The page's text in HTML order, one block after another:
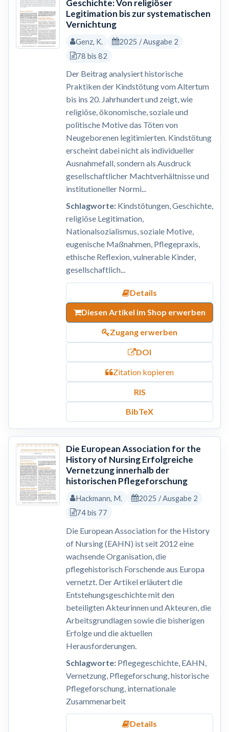
Geschichte: Von religiöser
Legitimation bis zur systematischen
Vernichtung
Genz, K.
2025 / Ausgabe 2
78 bis 82
Der Beitrag analysiert historische
Praktiken der Kindstötung vom Altertum
bis ins 20. Jahrhundert und zeigt, wie
religiöse, ökonomische, soziale und
politische Motive das Töten von
Neugeborenen legitimierten. Kindstötung
erscheint dabei nicht als individueller
Ausnahmefall, sondern als Ausdruck
gesellschaftlicher Machtverhältnisse und
institutioneller Normi...
Schlagworte:Kindstötungen, Geschichte,
religiöse Legitimation,
Nationalsozialismus, soziale Motive,
eugenische Maßnahmen, Pflegepraxis,
ethische Reflexion, vulnerable Kinder,
gesellschaftlich...
Details
Diesen Artikel im Shop erwerben
Zugang erwerben
DOI
Zitation kopieren
RIS
BibTeX
Die European Association for the
History of Nursing Erfolgreiche
Vernetzung innerhalb der
historischen Pflegeforschung
Hackmann, M.
2025 / Ausgabe 2
74 bis 77
Die European Association for the History
of Nursing (EAHN) ist seit 2012 eine
wachsende Organisation, die
pflegehistorisch Forschende aus Europa
vernetzt. Der Artikel erläutert die
Entstehungsgeschichte mit den
beteiligten Akteurinnen und Akteuren, die
Arbeitsgrundlagen sowie die bisherigen
Erfolge und die aktuellen
Herausforderungen.
Schlagworte:Pflegegeschichte, EAHN,
Vernetzung, Pflegeforschung, historische
Pflegeforschung, internationale
Zusammenarbeit
Details